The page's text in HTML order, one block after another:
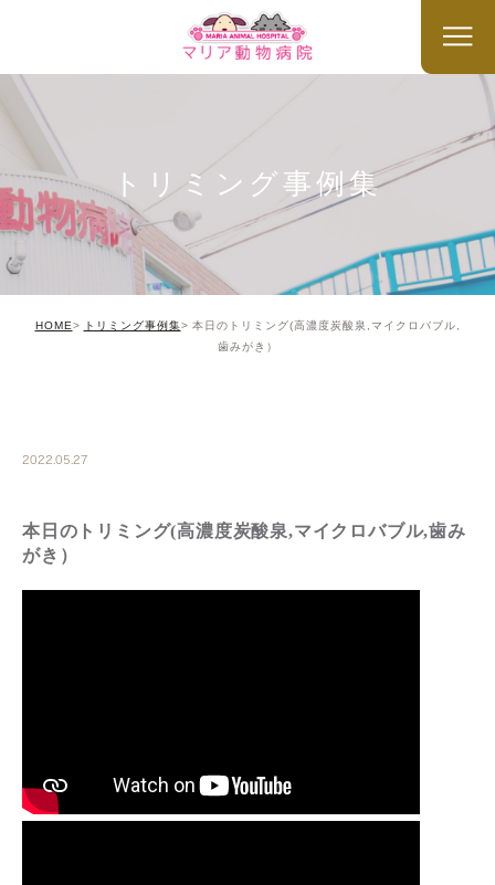
トリミング事例集
HOME トリミング事例集
本日のトリミング(高濃度炭酸泉,マイクロバブル,
歯みがき）
2022.05.27
本日のトリミング(高濃度炭酸泉,マイクロバブル,歯み
がき）